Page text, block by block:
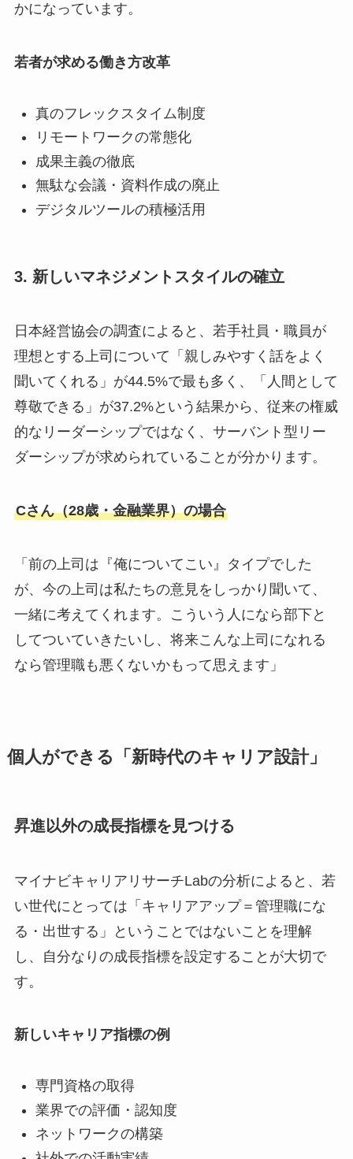
かになっています。
若者が求める働き方改革
真のフレックスタイム制度
リモートワークの常態化
成果主義の徹底
無駄な会議・資料作成の廃止
デジタルツールの積極活用
3. 新しいマネジメントスタイルの確立
日本経営協会の調査によると、若手社員・職員が
理想とする上司について「親しみやすく話をよく
聞いてくれる」が44.5%で最も多く、「人間として
尊敬できる」が37.2%という結果から、従来の権威
的なリーダーシップではなく、サーバント型リー
ダーシップが求められていることが分かります。
Cさん（28歳・金融業界）の場合
「前の上司は『俺についてこい』タイプでした
が、今の上司は私たちの意見をしっかり聞いて、
一緒に考えてくれます。こういう人になら部下と
してついていきたいし、将来こんな上司になれる
なら管理職も悪くないかもって思えます」
個人ができる「新時代のキャリア設計」
昇進以外の成長指標を見つける
マイナビキャリアリサーチLabの分析によると、若
い世代にとっては「キャリアアップ＝管理職にな
る・出世する」ということではないことを理解
し、自分なりの成長指標を設定することが大切で
す。
新しいキャリア指標の例
専門資格の取得
業界での評価・認知度
ネットワークの構築